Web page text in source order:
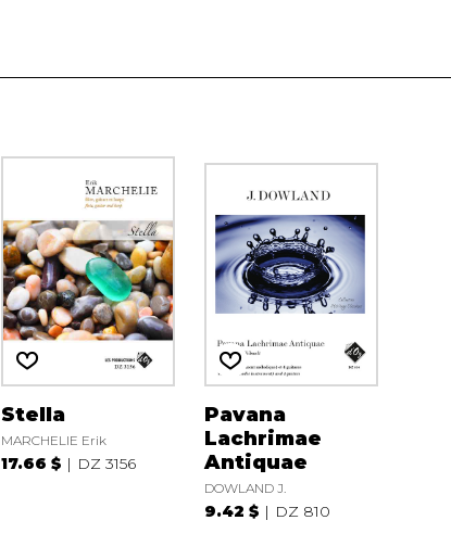
Stella
MARCHELIE Erik
17.66 $ DZ 3156
Pavana
Lachrimae
Antiquae
DOWLAND J.
9.42 $ DZ 810